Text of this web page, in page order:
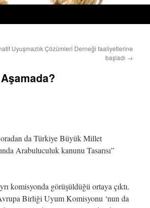
Uyuşmazlık Çözümleri Derneği faaliyetlerine
başladı →
da Türkiye Büyük Millet
Arabuluculuk kanunu Tasarısı”
komisyonda görüşüldüğü ortaya çıktı.
Birliği Uyum Komisyonu ‘nun da